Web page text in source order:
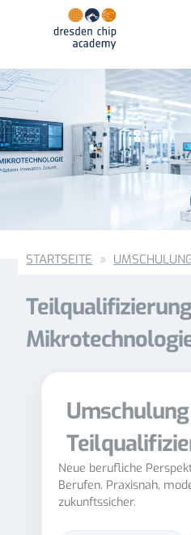
STARTSEITE
Neue berufliche
Berufen. Praxisnah,
zukunftssicher.